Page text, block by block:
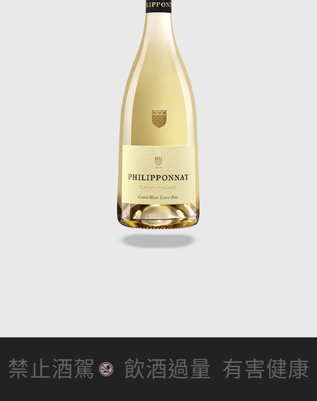
禁止酒駕 飲酒過量 有害健康